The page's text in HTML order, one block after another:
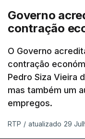
Governo
contração
O Governo
contração
Pedro Siza Vieira
mas também um
empregos.
RTP / atualizado 29